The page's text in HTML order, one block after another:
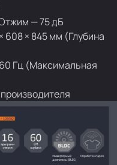
— 75 дБ
608 × 845 мм (Глубина
Гц (Максимальная